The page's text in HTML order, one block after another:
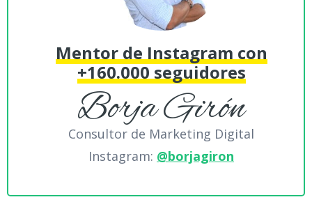
Mentor de Instagram con
+160.000 seguidores
Borja Girón
Consultor de Marketing Digital
Instagram: @borjagiron